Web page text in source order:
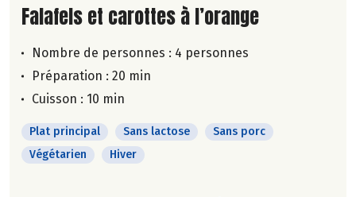
Lire la suite de la recette
Falafels et carottes à l’orange
Nombre de personnes : 4 personnes
Préparation : 20 min
Cuisson : 10 min
Plat principal Sans lactose
Sans porc
Végétarien
Hiver